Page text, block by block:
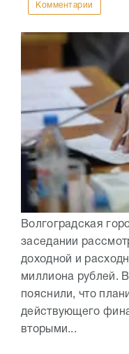
Комментарии
Волгоградская
заседании
доходной и
миллиона рублей.
пояснили, что
действующего
вторыми...